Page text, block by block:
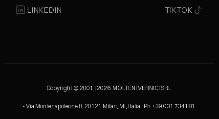
LINKEDIN TIKTOK
Copyright © 2001 | 2026 MOLTENI VERNICI SRL
- Via Montenapoleone 8, 20121 Milán, MI, Italia | Ph.+39 031 734181